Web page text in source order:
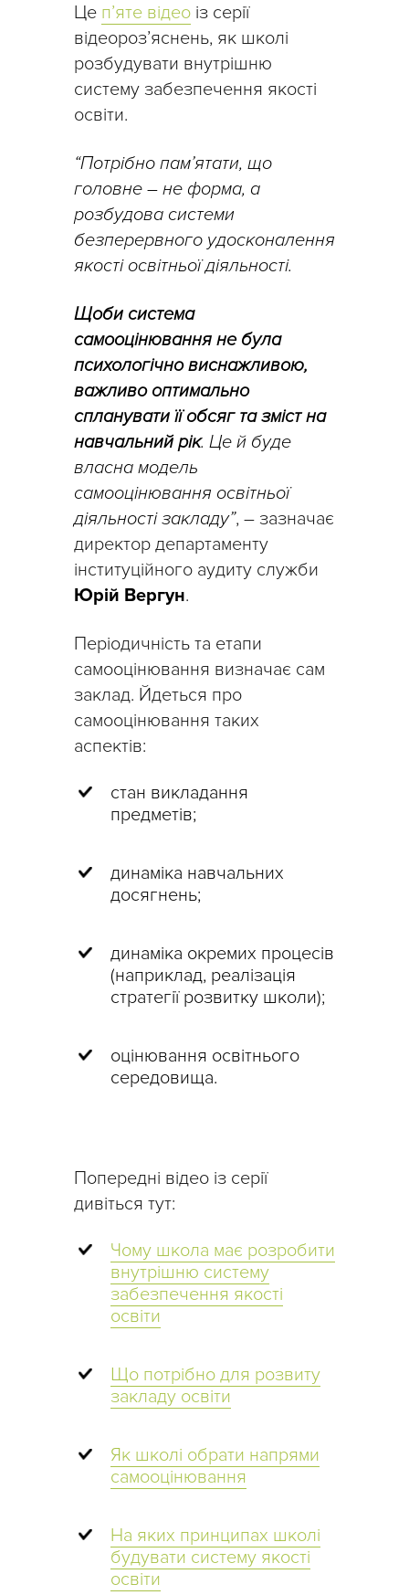
Це п’яте відео із серії
відеороз’яснень, як школі
розбудувати внутрішню
систему забезпечення якості
освіти.
“Потрібно пам’ятати, що
головне – не форма, а
розбудова системи
безперервного удосконалення
якості освітньої діяльності.
Щоби система
самооцінювання не була
психологічно виснажливою,
важливо оптимально
спланувати її обсяг та зміст на
навчальний рік. Це й буде
власна модель
самооцінювання освітньої
діяльності закладу”, – зазначає
директор департаменту
інституційного аудиту служби
Юрій Вергун.
Періодичність та етапи
самооцінювання визначає сам
заклад. Йдеться про
самооцінювання таких
аспектів:
стан викладання
предметів;
динаміка навчальних
досягнень;
динаміка окремих процесів
(наприклад, реалізація
стратегії розвитку школи);
оцінювання освітнього
середовища.
Попередні відео із серії
дивіться тут:
Чому школа має розробити
внутрішню систему
забезпечення якості
освіти
Що потрібно для розвиту
закладу освіти
Як школі обрати напрями
самооцінювання
На яких принципах школі
будувати систему якості
освіти